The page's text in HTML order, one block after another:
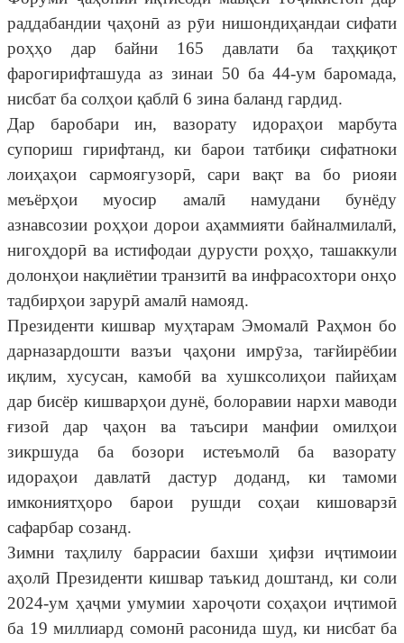
раддабандии ҷаҳонӣ аз рӯи нишондиҳандаи сифати
роҳҳо дар байни 165 давлати ба таҳқиқот
фарогирифташуда аз зинаи 50 ба 44-ум баромада,
нисбат ба солҳои қаблӣ 6 зина баланд гардид.
Дар баробари ин, вазорату идораҳои марбута
супориш гирифтанд, ки барои татбиқи сифатноки
лоиҳаҳои сармоягузорӣ, сари вақт ва бо риояи
меъёрҳои муосир амалӣ намудани бунёду
азнавсозии роҳҳои дорои аҳаммияти байналмилалӣ,
нигоҳдорӣ ва истифодаи дурусти роҳҳо, ташаккули
долонҳои нақлиётии транзитӣ ва инфрасохтори онҳо
тадбирҳои зарурӣ амалӣ намояд.
Президенти кишвар муҳтарам Эмомалӣ Раҳмон бо
дарназардошти вазъи ҷаҳони имрӯза, тағйирёбии
иқлим, хусусан, камобӣ ва хушксолиҳои пайиҳам
дар бисёр кишварҳои дунё, болоравии нархи маводи
ғизоӣ дар ҷаҳон ва таъсири манфии омилҳои
зикршуда ба бозори истеъмолӣ ба вазорату
идораҳои давлатӣ дастур доданд, ки тамоми
имкониятҳоро барои рушди соҳаи кишоварзӣ
сафарбар созанд.
Зимни таҳлилу баррасии бахши ҳифзи иҷтимоии
аҳолӣ Президенти кишвар таъкид доштанд, ки соли
2024-ум ҳаҷми умумии хароҷоти соҳаҳои иҷтимоӣ
ба 19 миллиард сомонӣ расонида шуд, ки нисбат ба